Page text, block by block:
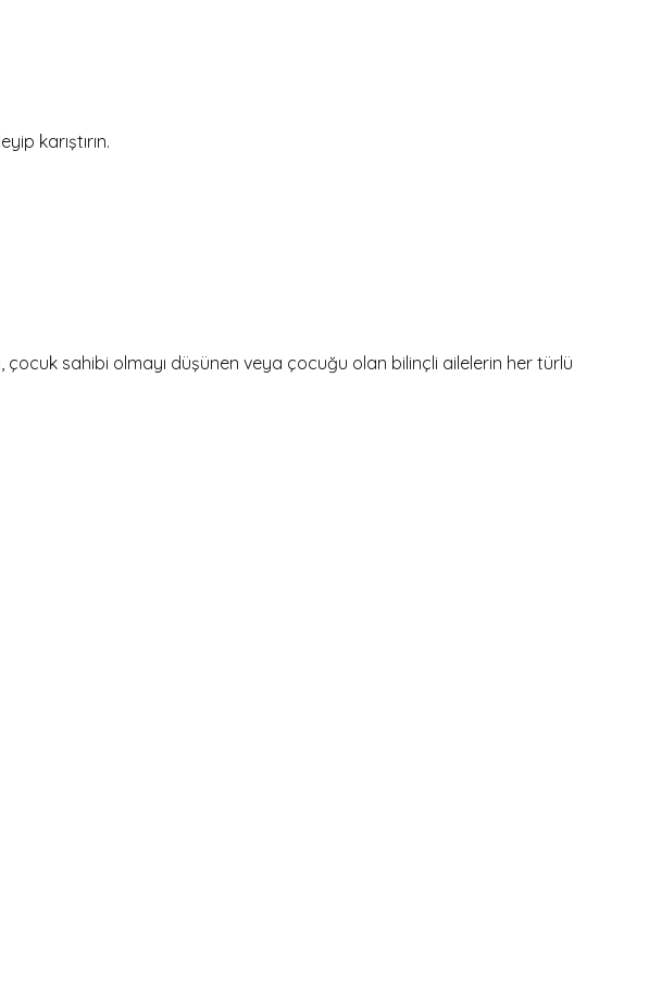
karıştırın.
sahibi olmayı düşünen veya çocuğu olan bilinçli ailelerin her türlü